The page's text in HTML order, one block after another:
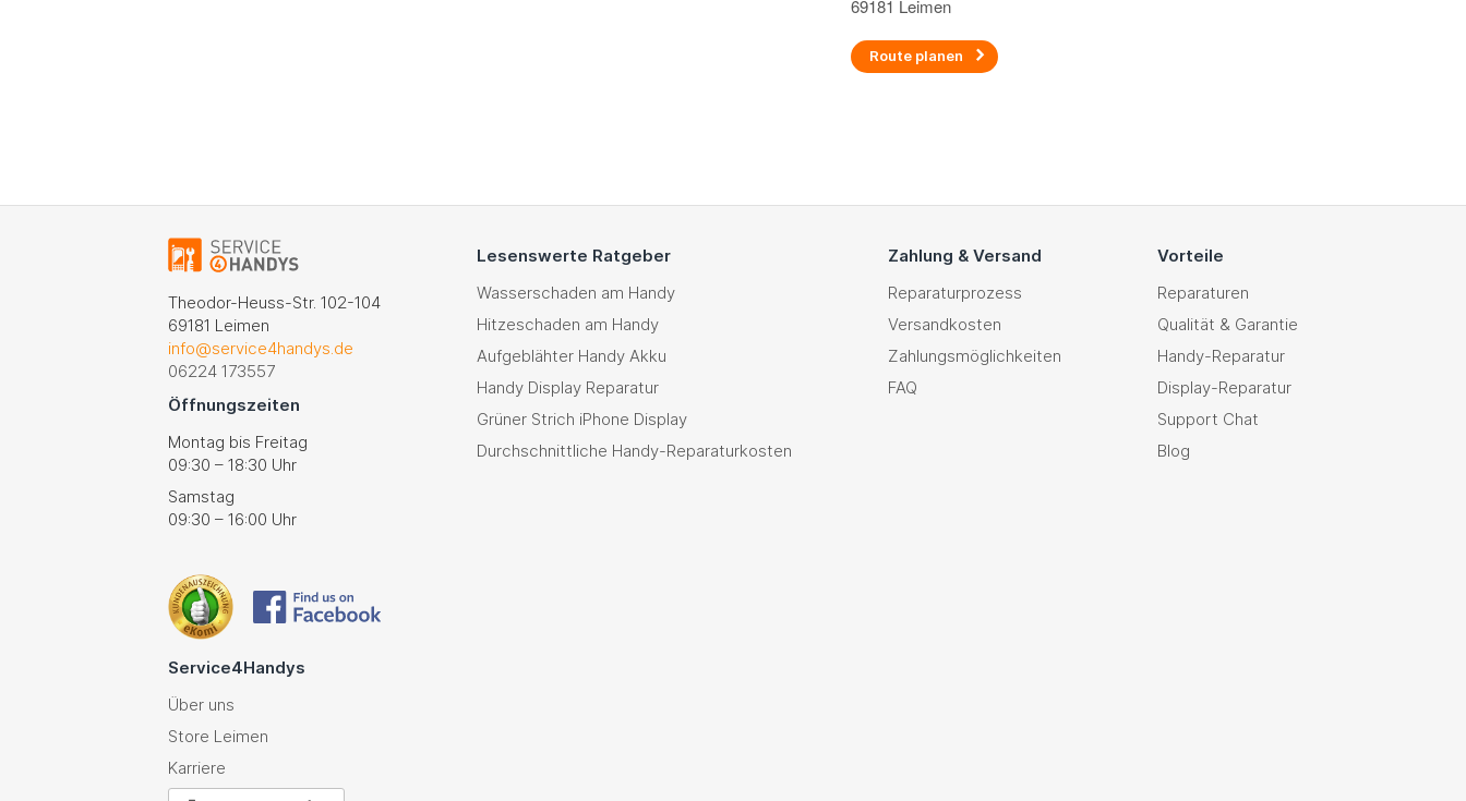
69181 Leimen
Route planen
Theodor-Heuss-Str. 102-104
69181 Leimen
info@service4handys.de
06224 173557
Öffnungszeiten
Montag bis Freitag
09:30 – 18:30 Uhr
Samstag
09:30 – 16:00 Uhr
Lesenswerte Ratgeber
Wasserschaden am Handy
Hitzeschaden am Handy
Aufgeblähter Handy Akku
Handy Display Reparatur
Grüner Strich iPhone Display
Durchschnittliche Handy-Reparaturkosten
Zahlung & Versand
Reparaturprozess
Versandkosten
Zahlungsmöglichkeiten
FAQ
Vorteile
Reparaturen
Qualität & Garantie
Handy-Reparatur
Display-Reparatur
Support Chat
Blog
Service4Handys
Über uns
Store Leimen
Karriere